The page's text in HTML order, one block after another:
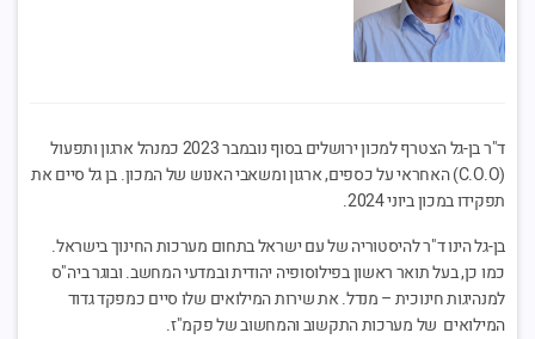
ד"ר בן-גל הצטרף למכון ירושלים בסוף נובמבר 2023 כמנהל ארגון ותפעול
(C.O.O) האחראי על כספים, ארגון ומשאבי האנוש של המכון. בן גל סיים את
תפקידו במכון ביוני 2024.
בן-גל הינו ד"ר להיסטוריה של עם ישראל בתחום מערכות החינוך בישראל.
כמו כן, בעל תואר ראשון בפילוסופיה יהודית ובמדעי המחשב. ובוגר ביה"ס
למנהיגות חינוכית – מנדל. את שירות המילואים שלו סיים כמפקד גדוד
המילואים של מערכות התקשוב והמחשוב של פקמ"ז.